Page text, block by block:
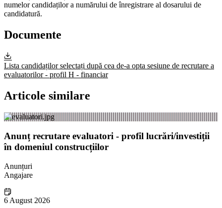
numelor candidaților a numărului de înregistrare al dosarului de
candidatură.
Documente
Lista candidaților selectați după cea de-a opta sesiune de recrutare a
evaluatorilor - profil H - financiar
Articole similare
Anunț recrutare evaluatori - profil lucrări/investiții
în domeniul construcțiilor
Anunțuri
Angajare
6 August 2026